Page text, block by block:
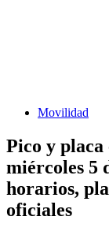
Movilidad
Pico y placa
miércoles 5
horarios,
oficiales